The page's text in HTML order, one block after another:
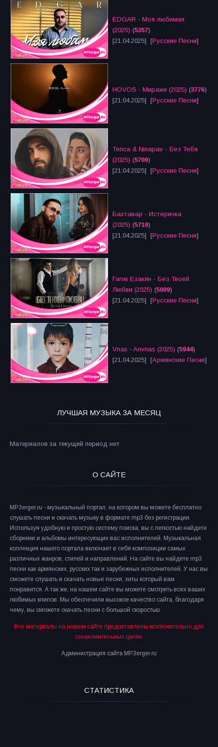
EDGAR - Моя любимая
(2025) (5357)
[21.04.2025] [Русские Песни]
HOVOS - Миражи (2025) (3776)
[21.04.2025] [Русские Песни]
Tenca & Ninapav - Без Тебя
(2025) (5709)
[21.04.2025] [Русские Песни]
Бахтавар - Истеричка
(2025) (5719)
[21.04.2025] [Русские Песни]
Гагик Езакян - Без Твоей
Любви (2025) (5009)
[21.04.2025] [Русские Песни]
Vnas - Anvnas (2025) (5944)
[21.04.2025] [Армянские Песни]
ЛУЧШАЯ МУЗЫКА ЗА МЕСЯЦ
Материалов за текущий период нет.
О САЙТЕ
MP3erger.ru - музыкальный портал, на котором вы можете бесплатно
слушать песни и скачать музыку в формате mp3 без регистрации.
Используя удобную и простую систему поиска, вы с легкостью найдете
сборники и альбомы интересующих вас исполнителей. Музыкальная
коллекция нашего портала включает в себя композиции самых
различных жанров, стилей и направлений. На сайте вы найдете mp3
песни как армянских, русских так и зарубежных исполнителей. У нас вы
сможете слушать и скачать новые песни, хиты который вам
понравится. А так же, на нашем сайте вы можете смотреть всех ваших
любимых клипов. Мы обеспечили высокое качество сайта, благодаря
чему, вы сможете скачать песни с большой скоростью.
Все материалы на нашем сайте предоставлены исключительно для
ознакомительных целях.
Администрация сайта MP3erger.ru
СТАТИСТИКА